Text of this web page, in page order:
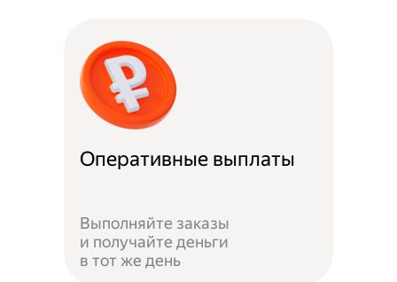
Оперативные выплаты
Выполняйте заказы
и получайте деньги
в тот же день